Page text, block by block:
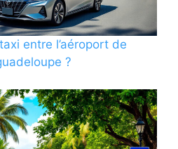
entre l’aéroport de
?